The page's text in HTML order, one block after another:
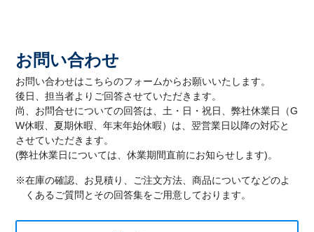
お問い合わせ
お問い合わせはこちらのフォームからお願いいたします。
後日、担当者よりご回答させていただきます。
尚、お問合せについての回答は、土・日・祝日、弊社休業日（G
W休暇、夏期休暇、年末年始休暇）は、翌営業日以降の対応と
させていただきます。
(弊社休業日については、休業期間直前にお知らせします)。
※在庫の確認、お見積り、ご注文方法、商品についてなどのよ
くあるご質問とその回答集をご用意しております。